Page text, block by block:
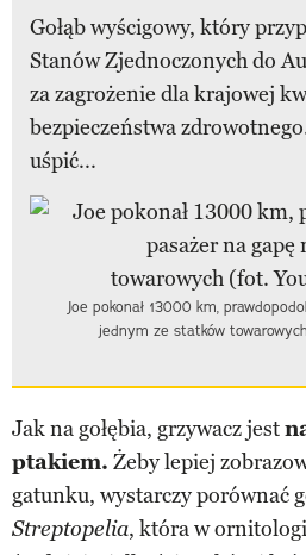
Gołąb wyścigowy, który
Stanów Zjednoczonych do
za zagrożenie dla krajowej
bezpieczeństwa
uśpić...
Joe pokonał 13000 km,
jednym ze statków
Jak na gołębia, grzywacz jest
ptakiem. Żeby lepiej
gatunku, wystarczy porównać
Streptopelia, która w